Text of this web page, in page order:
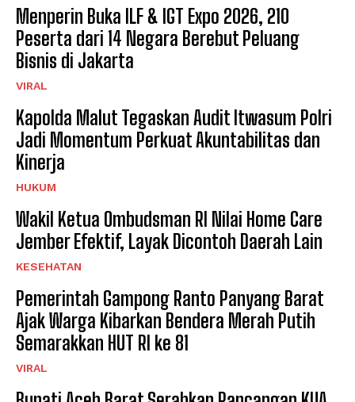
Menperin Buka ILF & IGT Expo 2026, 210
Peserta dari 14 Negara Berebut Peluang
Bisnis di Jakarta
VIRAL
Kapolda Malut Tegaskan Audit Itwasum Polri
Jadi Momentum Perkuat Akuntabilitas dan
Kinerja
HUKUM
Wakil Ketua Ombudsman RI Nilai Home Care
Jember Efektif, Layak Dicontoh Daerah Lain
KESEHATAN
Pemerintah Gampong Ranto Panyang Barat
Ajak Warga Kibarkan Bendera Merah Putih
Semarakkan HUT RI ke 81
VIRAL